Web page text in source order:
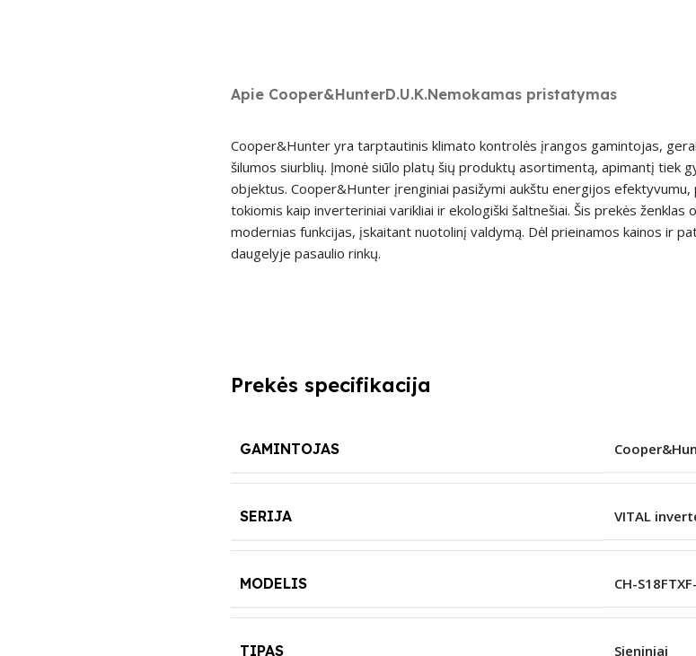
Apie Cooper&HunterD.U.K.Nemokamas pristatymas
Cooper&Hunter yra tarptautinis klimato kontrolės įrangos gamintojas,
šilumos siurblių. Įmonė siūlo platų šių produktų asortimentą, apimantį tiek
objektus. Cooper&Hunter įrenginiai pasižymi aukštu energijos
tokiomis kaip inverteriniai varikliai ir ekologiški šaltnešiai. Šis prekės
modernias funkcijas, įskaitant nuotolinį valdymą. Dėl prieinamos kainos ir
daugelyje pasaulio rinkų.
Prekės specifikacija
GAMINTOJAS
SERIJA VITAL
MODELIS CH-
TIPAS Sieniniai